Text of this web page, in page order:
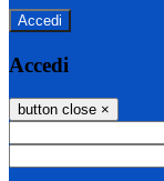
Accedi
Accedi
button close ×